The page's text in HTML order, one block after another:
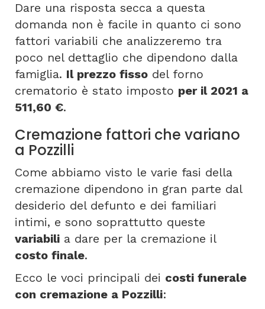
Dare una risposta secca a questa
domanda non è facile in quanto ci sono
fattori variabili che analizzeremo tra
poco nel dettaglio che dipendono dalla
famiglia. Il prezzo fisso del forno
crematorio è stato imposto per il 2021 a
511,60 €.
Cremazione fattori che variano
a Pozzilli
Come abbiamo visto le varie fasi della
cremazione dipendono in gran parte dal
desiderio del defunto e dei familiari
intimi, e sono soprattutto queste
variabili a dare per la cremazione il
costo finale.
Ecco le voci principali dei costi funerale
con cremazione a Pozzilli: